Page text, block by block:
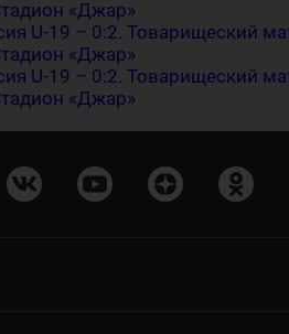
«Джар»
U-19 – 0:2. Товарищеский
«Джар»
U-19 – 0:2. Товарищеский
«Джар»